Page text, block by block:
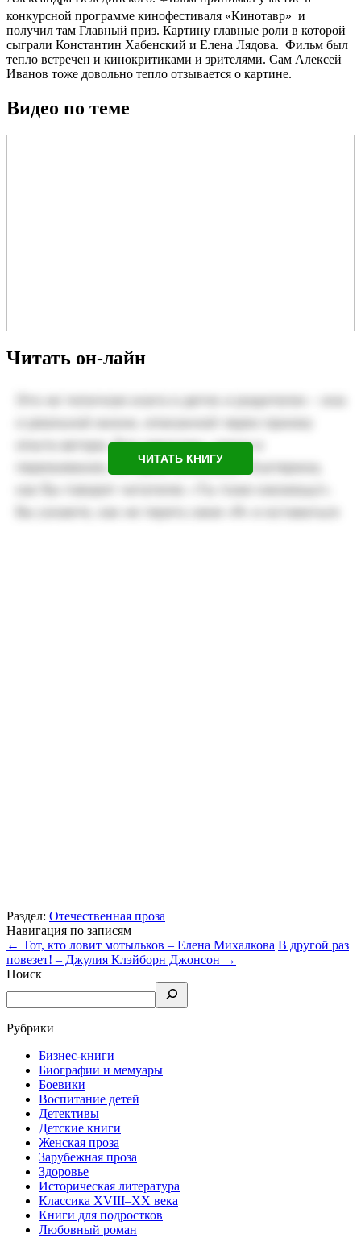
конкурсной программе кинофестиваля «Кинотавр» и
получил там Главный приз. Картину главные роли в которой
сыграли Константин Хабенский и Елена Лядова. Фильм был
тепло встречен и кинокритиками и зрителями. Сам Алексей
Иванов тоже довольно тепло отзывается о картине.
Видео по теме
Читать он-лайн
ЧИТАТЬ КНИГУ
Раздел: Отечественная проза
Навигация по записям
← Тот, кто ловит мотыльков – Елена Михалкова В другой раз
повезет! – Джулия Клэйборн Джонсон →
Поиск
Рубрики
Бизнес-книги
Биографии и мемуары
Боевики
Воспитание детей
Детективы
Детские книги
Женская проза
Зарубежная проза
Здоровье
Историческая литература
Классика XVIII–XX века
Книги для подростков
Любовный роман